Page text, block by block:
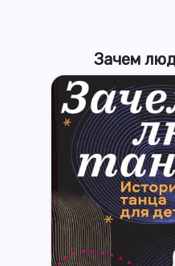
Зачем